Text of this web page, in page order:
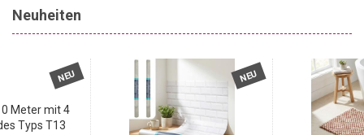
Neuheiten
NEU NEU